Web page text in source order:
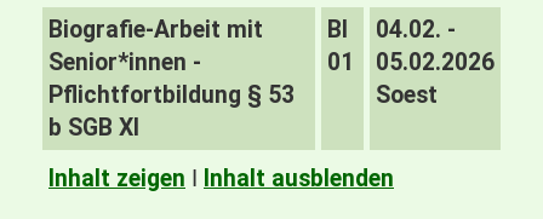
Biografie-Arbeit mit
Senior*innen -
Pflichtfortbildung § 53
b SGB XI
BI
01
04.02. -
05.02.2026
Soest
Inhalt zeigen I Inhalt ausblenden